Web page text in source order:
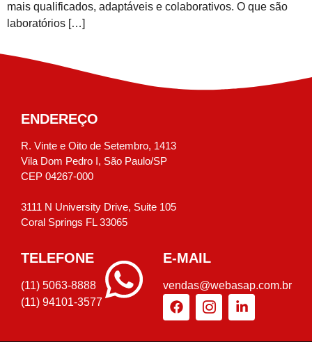
mais qualificados, adaptáveis e colaborativos. O que são
laboratórios […]
ENDEREÇO
R. Vinte e Oito de Setembro, 1413
Vila Dom Pedro I, São Paulo/SP
CEP 04267-000
3111 N University Drive, Suite 105
Coral Springs FL 33065
TELEFONE
(11) 5063-8888
(11) 94101-3577
E-MAIL
vendas@webasap.com.br